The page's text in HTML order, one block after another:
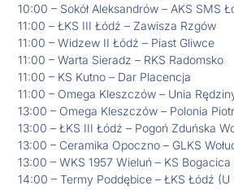
10:00 – Sokół Aleksandrów – AKS SMS
11:00 – ŁKS III Łódź – Zawisza Rzgów
11:00 – Widzew II Łódź – Piast Gliwce
11:00 – Warta Sieradz – RKS Radomsko
11:00 – KS Kutno – Dar Placencja
11:00 – Omega Kleszczów – Unia
13:00 – Omega Kleszczów – Polonia
13:00 – ŁKS III Łódź – Pogoń Zduńska
13:00 – Ceramika Opoczno – GLKS
13:00 – WKS 1957 Wieluń – KS Bogacica
14:00 – Termy Poddębice – ŁKS Łódź (U